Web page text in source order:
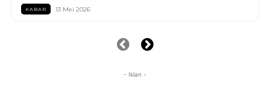
KABAR 13 Mei 2026
- Iklan -